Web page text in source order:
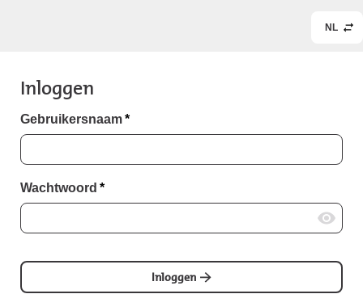
NL
Inloggen
Gebruikersnaam*
Wachtwoord *
Inloggen